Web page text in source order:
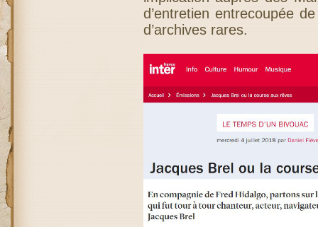
d’entretien entrecoupée
d’archives rares.